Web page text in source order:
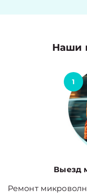
Наши
1
Выезд
Ремонт